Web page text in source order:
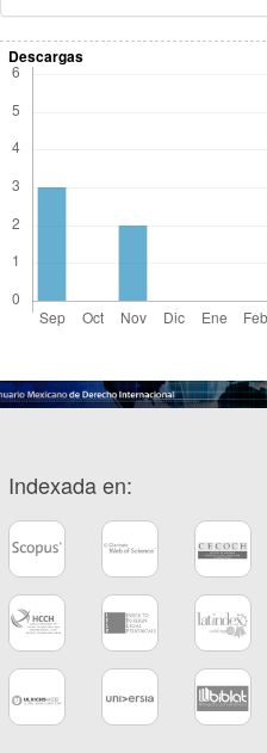
Descargas
Indexada en: